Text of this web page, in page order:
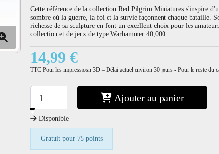
Cette référence de la collection Red Pilgrim Miniatures s'inspire
sombre où la guerre, la foi et la survie façonnent chaque bataille.
richesse de sa sculpture en font un excellent choix pour les
collection et de jeux de type Warhammer 40,000.
14,99 €
TTC Pour les impressiosn 3D – Délai actuel environ 30 jours - Pour le reste du
−
Ajouter au panier
Disponible
Gratuit pour 75 points